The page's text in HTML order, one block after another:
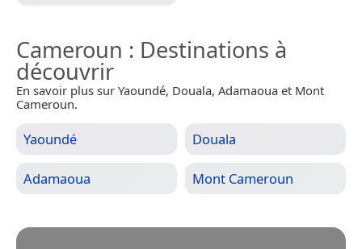
Cameroun : Destinations à
découvrir
En savoir plus sur Yaoundé, Douala, Adamaoua et Mont
Cameroun.
Yaoundé Douala
Adamaoua Mont Cameroun